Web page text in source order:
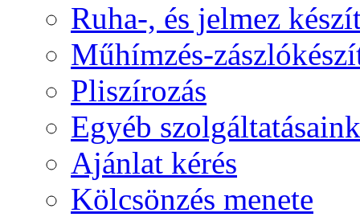
Ruha-, és jelmez
Műhímzés-
Pliszírozás
Egyéb szolgáltatásaink
Ajánlat kérés
Kölcsönzés menete